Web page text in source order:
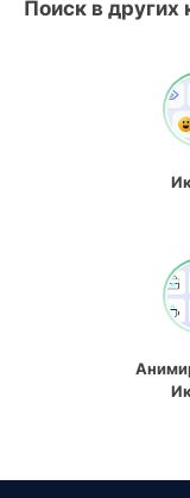
Поиск в других